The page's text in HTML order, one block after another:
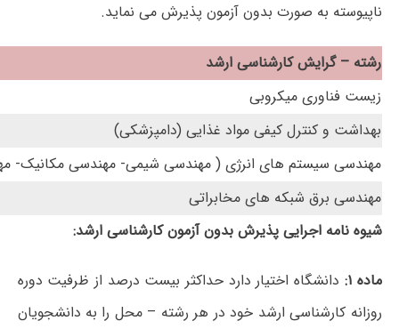
ناپیوسته به صورت بدون آزمون پذیرش می نماید.
رشته – گرایش کارشناسی ارشد
زیست فناوری میکروبی
بهداشت و کنترل کیفی مواد غذایی (دامپزشکی)
مهندسی سیستم های انرژی ( مهندسی شیمی- مهندسی مکانیک-
مهندسی برق شبکه های مخابراتی
شیوه نامه اجرایی پذیرش بدون آزمون کارشناسی ارشد:
ماده ۱: دانشگاه اختیار دارد حداکثر بیست درصد از ظرفیت دوره
روزانه کارشناسی ارشد خود در هر رشته – محل را به دانشجویان